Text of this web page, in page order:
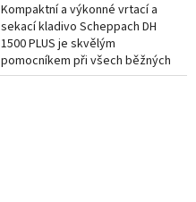
Kompaktní a výkonné vrtací a
sekací kladivo Scheppach DH
1500 PLUS je skvělým
pomocníkem při všech běžných
stavebních úkolech vyžadujících